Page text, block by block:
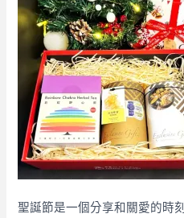
聖誕節是一個分享和關愛的時